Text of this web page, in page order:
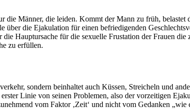
Männer, die leiden. Kommt der Mann zu früh, belastet
die Ejakulation für einen befriedigenden
Hauptursache für die sexuelle Frustation der Frauen
zu erfüllen.
sondern beinhaltet auch Küssen, Streicheln und
Linie von seinen Problemen, also der vorzeitigen
vom Faktor ‚Zeit‘ und nicht vom Gedanken